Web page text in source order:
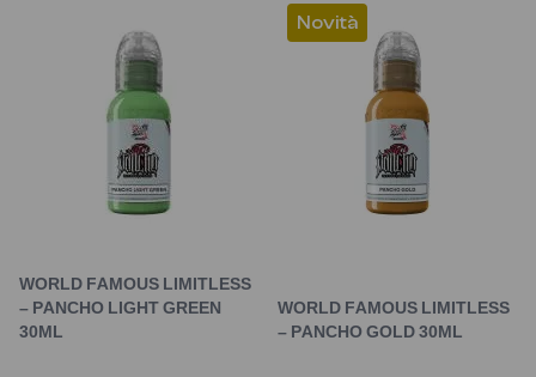
WORLD FAMOUS LIMITLESS
– PANCHO LIGHT GREEN
30ML
Novità
WORLD FAMOUS LIMITLESS
– PANCHO GOLD 30ML